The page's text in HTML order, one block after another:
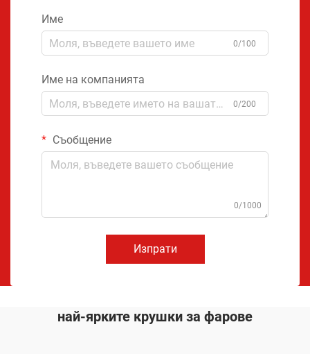
Име
0/100
Име на компанията
0/200
Съобщение
0/1000
Изпрати
най-ярките крушки за фарове